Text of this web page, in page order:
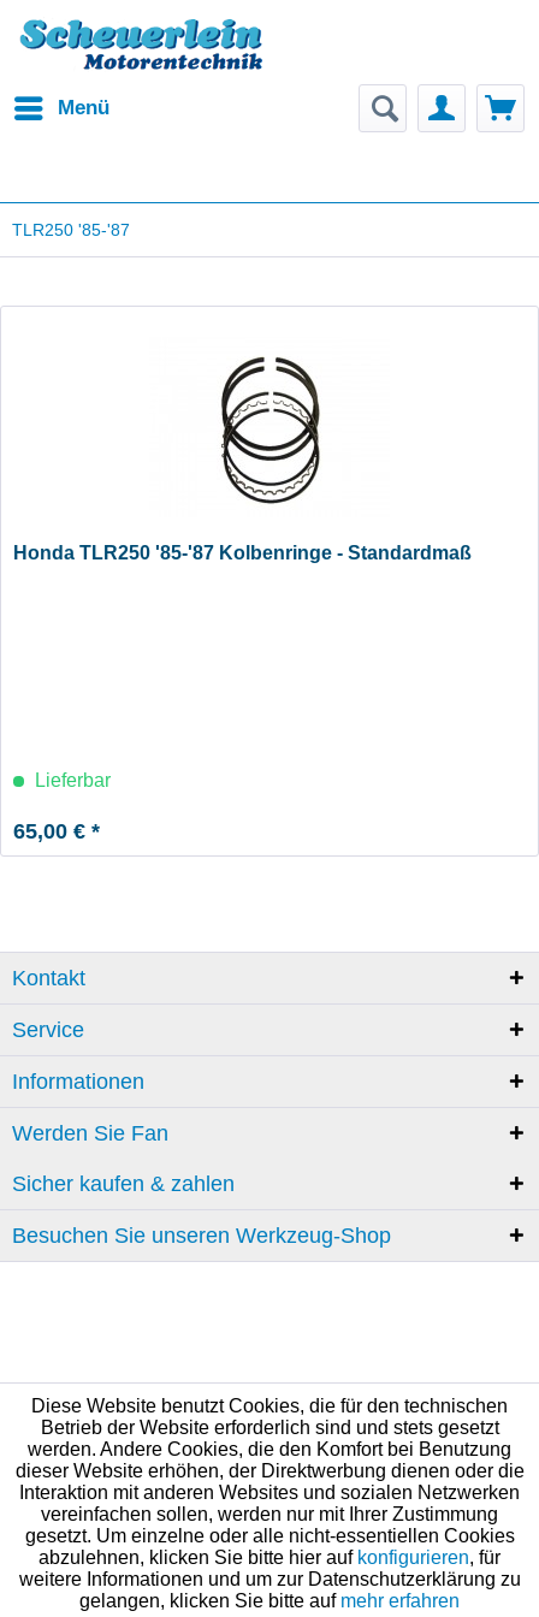
Menü
TLR250 '85-'87
Honda TLR250 '85-'87 Kolbenringe - Standardmaß
Lieferbar
65,00 € *
Kontakt
Service
Informationen
Werden Sie Fan
Sicher kaufen & zahlen
Besuchen Sie unseren Werkzeug-Shop
Diese Website benutzt Cookies, die für den technischen
Betrieb der Website erforderlich sind und stets gesetzt
werden. Andere Cookies, die den Komfort bei Benutzung
dieser Website erhöhen, der Direktwerbung dienen oder die
Interaktion mit anderen Websites und sozialen Netzwerken
vereinfachen sollen, werden nur mit Ihrer Zustimmung
gesetzt. Um einzelne oder alle nicht-essentiellen Cookies
abzulehnen, klicken Sie bitte hier auf konfigurieren, für
weitere Informationen und um zur Datenschutzerklärung zu
gelangen, klicken Sie bitte auf mehr erfahren